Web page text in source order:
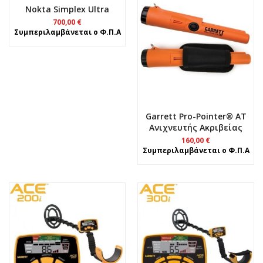
Nokta Simplex Ultra
700,00 €
Συμπεριλαμβάνεται ο Φ.Π.Α
Garrett Pro-Pointer® AT
Ανιχνευτής Ακριβείας
160,00 €
Συμπεριλαμβάνεται ο Φ.Π.Α